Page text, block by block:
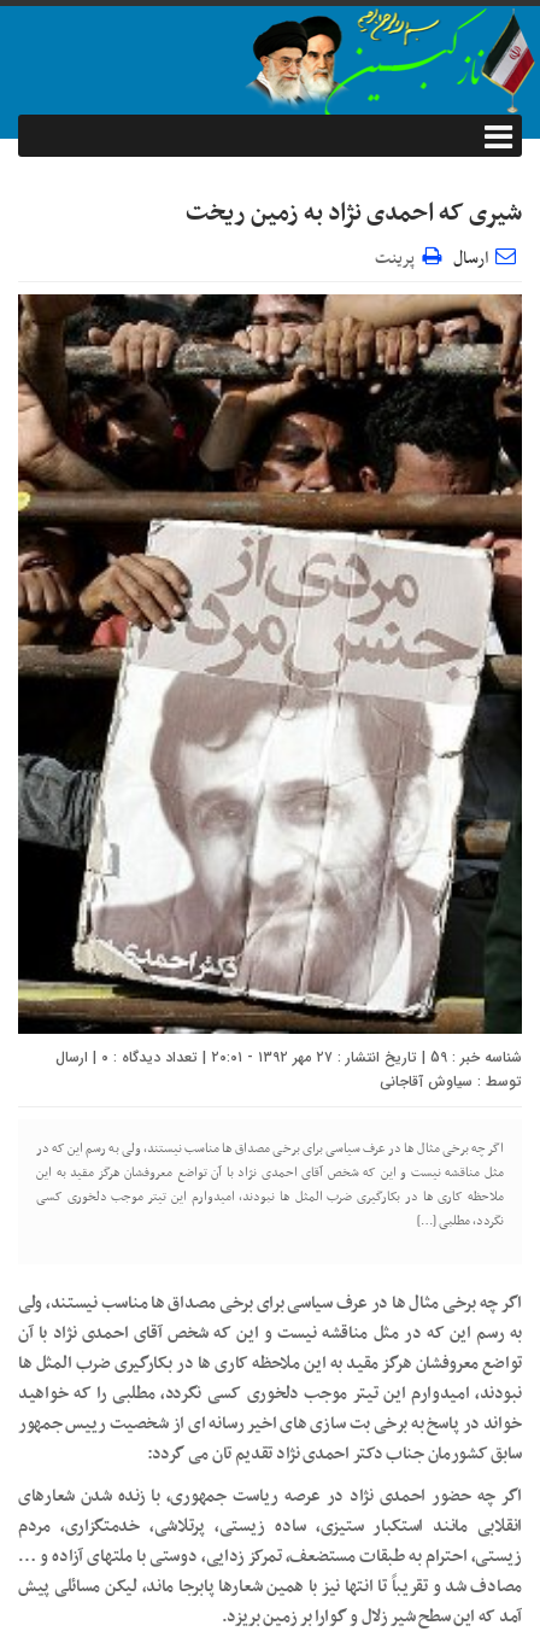
شیری که احمدی نژاد به زمین ریخت
ارسال پرینت
شناسه خبر : 59 | تاریخ انتشار : ۲۷ مهر ۱۳۹۲ - ۲۰:۰۱ | تعداد دیدگاه : ۰ | ارسال
توسط : سیاوش آقاجانی
اگر چه برخی مثال ها در عرف سیاسی برای برخی مصداق ها مناسب نیستند، ولی به رسم این که در
مثل مناقشه نیست و این که شخص آقای احمدی نژاد با آن تواضع معروفشان هرگز مقید به این
ملاحظه کاری ها در بکارگیری ضرب المثل ها نبودند، امیدوارم این تیتر موجب دلخوری کسی
نگردد، مطلبی […]
اگر چه برخی مثال ها در عرف سیاسی برای برخی مصداق ها مناسب نیستند، ولی
به رسم این که در مثل مناقشه نیست و این که شخص آقای احمدی نژاد با آن
تواضع معروفشان هرگز مقید به این ملاحظه کاری ها در بکارگیری ضرب المثل ها
نبودند، امیدوارم این تیتر موجب دلخوری کسی نگردد، مطلبی را که خواهید
خواند در پاسخ به برخی بت سازی های اخیر رسانه ای از شخصیت رییس جمهور
سابق کشورمان جناب دکتر احمدی نژاد تقدیم تان می گردد:
اگر چه حضور احمدی نژاد در عرصه ریاست جمهوری، با زنده شدن شعارهای
انقلابی مانند استکبار ستیزی، ساده زیستی، پرتلاشی، خدمتگزاری، مردم
زیستی، احترام به طبقات مستضعف، تمرکز زدایی، دوستی با ملتهای آزاده و …
مصادف شد و تقریباً تا انتها نیز با همین شعارها پابرجا ماند، لیکن مسائلی پیش
آمد که این سطح شیر زلال و گوارا بر زمین بریزد.